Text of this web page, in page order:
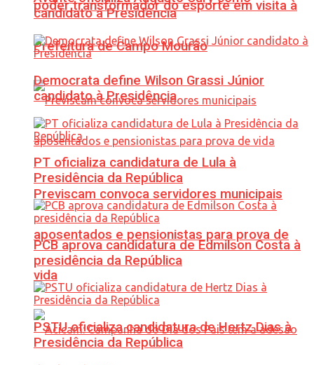
poder transformador do esporte em visita à
Prefeitura de Campo Mourão
Previscam convoca servidores municipais
aposentados e pensionistas para prova de
vida
candidato à Presidência
Democrata define Wilson Grassi Júnior
candidato à Presidência
PT oficializa candidatura de Lula à
Presidência da República
PCB aprova candidatura de Edmilson Costa à
presidência da República
PSTU oficializa candidatura de Hertz Dias à
Presidência da República